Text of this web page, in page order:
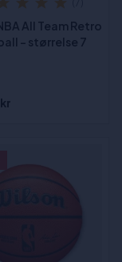
All Team Retro
- størrelse 7